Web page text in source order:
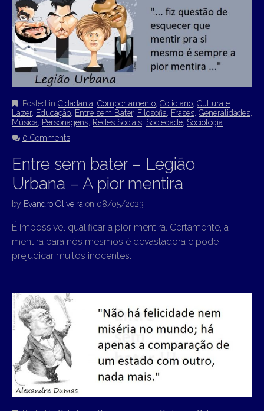
Posted in Cidadania Comportamento Cotidiano Cultura e
Lazer, Educação Entre sem Bater, Filosofia Frases Generalidades
Música
Personagens Redes Sociais Sociedade Sociologia
0 Comments
Entre sem bater – Legião
Urbana – A pior mentira
by Evandro Oliveira on 08/05/2023
É impossível qualificar a pior mentira. Certamente, a
mentira para nós mesmos é devastadora e pode
prejudicar muitos inocentes.